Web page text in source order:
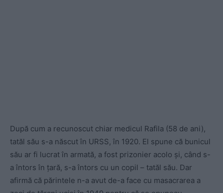
După cum a recunoscut chiar medicul Rafila (58 de ani),
tatăl său s-a născut în URSS, în 1920. El spune că bunicul
său ar fi lucrat în armată, a fost prizonier acolo și, când s-
a întors în țară, s-a întors cu un copil – tatăl său. Dar
afirmă că părintele n-a avut de-a face cu masacrarea a